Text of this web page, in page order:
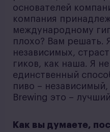
основателей
компания
международному
плохо? Вам решать.
независимых,
гиков, как наша. Я
единственный
пиво –
Brewing это –
Как вы думаете,